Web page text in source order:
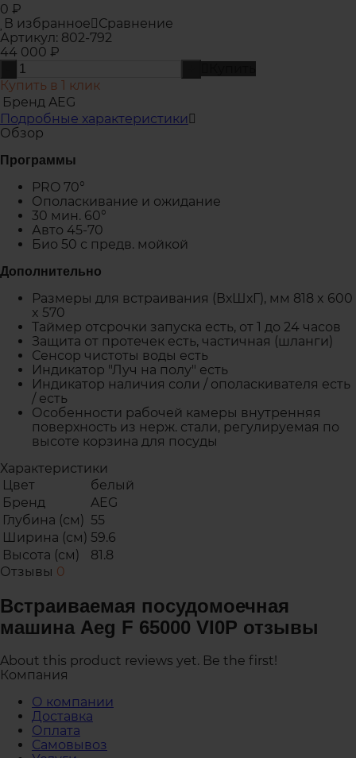
0 ₽
В избранное
Сравнение
Артикул: 802-792
44 000 ₽
Купить в 1 клик
Бренд AEG
Подробные характеристики
Обзор
Программы
PRO 70°
Ополаскивание и ожидание
30 мин. 60°
Авто 45-70
Био 50 с предв. мойкой
Дополнительно
Размеры для встраивания (ВхШхГ), мм 818 x 600
x 570
Таймер отсрочки запуска есть, от 1 до 24 часов
Защита от протечек есть, частичная (шланги)
Сенсор чистоты воды есть
Индикатор "Луч на полу" есть
Индикатор наличия соли / ополаскивателя есть
/ есть
Особенности рабочей камеры внутренняя
поверхность из нерж. стали, регулируемая по
высоте корзина для посуды
Характеристики
Цвет
белый
Бренд
AEG
Глубина (см) 55
Ширина (см) 59.6
Высота (см)
81.8
Отзывы 0
Встраиваемая посудомоечная
машина Aeg F 65000 VI0P отзывы
About this product reviews yet. Be the first!
Компания
О компании
Доставка
Оплата
Самовывоз